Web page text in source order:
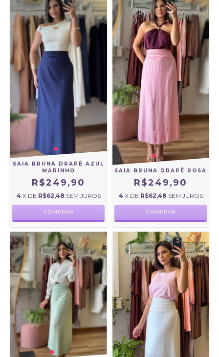
SAIA BRUNA DRAPÊ AZUL
MARINHO
R$249,90
4 X DE R$62,48 SEM JUROS
COMPRAR
SAIA BRUNA DRAPÊ ROSA
R$249,90
4 X DE R$62,48 SEM JUROS
COMPRAR